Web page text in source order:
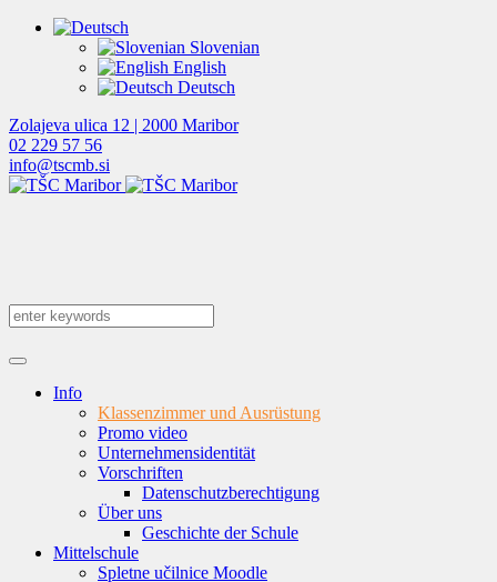
Slovenian
English
Deutsch
Zolajeva ulica 12 | 2000 Maribor
02 229 57 56
info@tscmb.si
Info
Klassenzimmer und Ausrüstung
Promo video
Unternehmensidentität
Vorschriften
Datenschutzberechtigung
Über uns
Geschichte der Schule
Mittelschule
Spletne učilnice Moodle